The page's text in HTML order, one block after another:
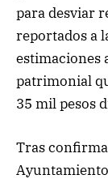
para desviar
reportados a
estimaciones
patrimonial
35 mil pesos
Tras